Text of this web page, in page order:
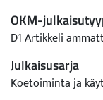
OKM-
D1 Artikkeli
Julkaisusarja
Koetoiminta ja